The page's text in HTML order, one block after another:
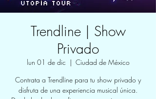
Trendline | Show
Privado
lun 01 de dic
  |
Ciudad de México
Contrata a Trendline para tu show privado y
disfruta de una experiencia musical única.